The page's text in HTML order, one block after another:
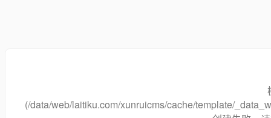
(/data/web/laitiku.com/xunruicms/cache/template/